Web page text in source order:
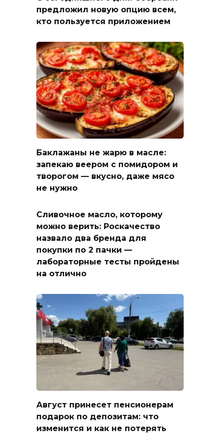
предложил новую опцию всем,
кто пользуется приложением
Баклажаны не жарю в масле:
запекаю веером с помидором и
творогом — вкусно, даже мясо
не нужно
Сливочное масло, которому
можно верить: Роскачество
назвало два бренда для
покупки по 2 пачки —
лабораторные тесты пройдены
на отлично
Август принесет пенсионерам
подарок по депозитам: что
изменится и как не потерять